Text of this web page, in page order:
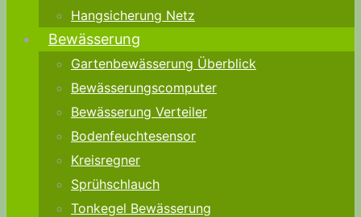
Hangsicherung Netz
Bewässerung
Gartenbewässerung Überblick
Bewässerungscomputer
Bewässerung Verteiler
Bodenfeuchtesensor
Kreisregner
Sprühschlauch
Tonkegel Bewässerung